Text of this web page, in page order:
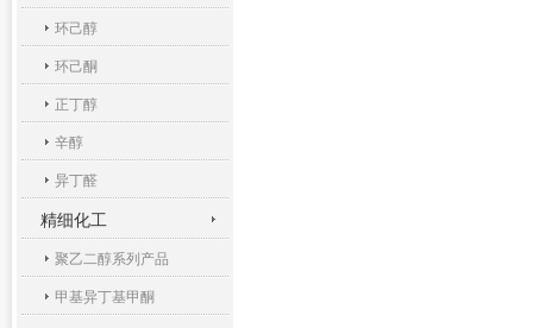
环己醇
环己酮
正丁醇
辛醇
异丁醛
精细化工
聚乙二醇系列产品
甲基异丁基甲酮